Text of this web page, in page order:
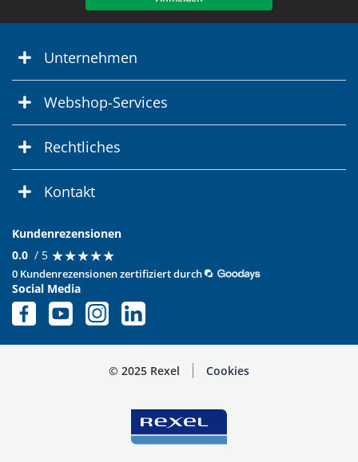
Unternehmen
Webshop-Services
Rechtliches
Kontakt
Kundenrezensionen
0.0 / 5 ★★★★★
★★★★★
0 Kundenrezensionen zertifiziert durch
Social Media
© 2025 Rexel Cookies